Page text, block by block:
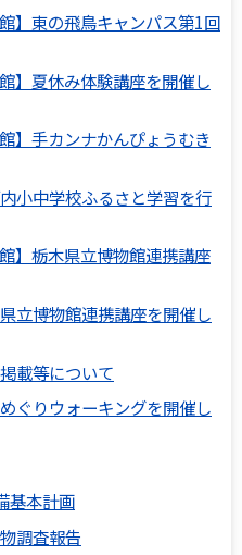
】東の飛鳥キャンパス第1回
】夏休み体験講座を開催し
】手カンナかんぴょうむき
小中学校ふるさと学習を行
】栃木県立博物館連携講座
立博物館連携講座を開催し
載等について
ぐりウォーキングを開催し
基本計画
調査報告